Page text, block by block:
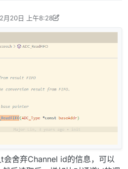
月20日 上午8:28
辑2025年2月20日 下午4:29
会舍弃Channel id的信息，可以